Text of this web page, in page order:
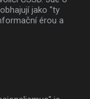
jako "ty
érou a